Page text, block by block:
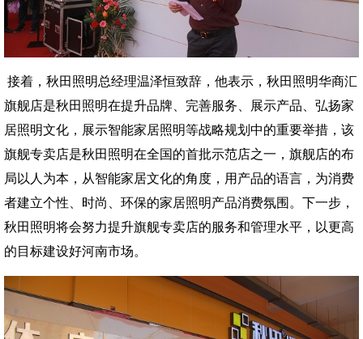
接着，秋田照明总经理温泽恒致辞，他表示，秋田照明华商汇
旗舰店是秋田照明在提升品牌、完善服务、展示产品、弘扬家
居照明文化，展示智能家居照明等战略规划中的重要举措，该
旗舰专卖店是秋田照明在全国的首批示范店之一，旗舰店的布
局以人为本，从智能家居文化的角度，用产品的语言，为消费
者建立个性、时尚、环保的家居照明产品消费氛围。下一步，
秋田照明将会努力提升旗舰专卖店的服务和管理水平，以更高
的目标建设好河南市场。